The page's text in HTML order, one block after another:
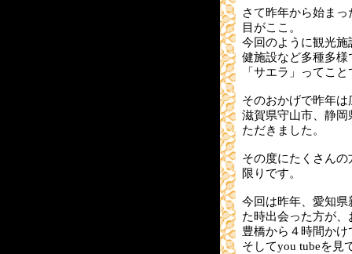
さて昨年から始ま
目がここ。
今回のように観光
健施設など多種多様
「サエラ」ってこ
そのおかげで昨年
滋賀県守山市、静
ただきました。
その度にたくさん
限りです。
今回は昨年、愛知
た時出会った方が
豊橋から４時間か
そしてyou tubeを見